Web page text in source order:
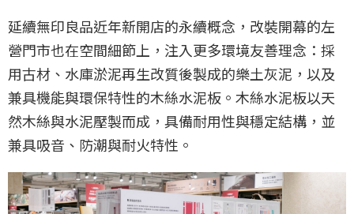
延續無印良品近年新開店的永續概念，改裝開幕的左
營門市也在空間細節上，注入更多環境友善理念：採
用古材、水庫淤泥再生改質後製成的樂土灰泥，以及
兼具機能與環保特性的木絲水泥板。木絲水泥板以天
然木絲與水泥壓製而成，具備耐用性與穩定結構，並
兼具吸音、防潮與耐火特性。